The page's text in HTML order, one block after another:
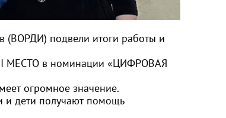
(ВОРДИ) подвели итоги работы и
II МЕСТО в номинации «ЦИФРОВАЯ
огромное значение.
и дети получают помощь